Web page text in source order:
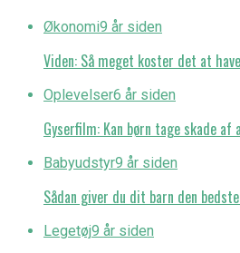
Økonomi9 år siden
Viden: Så meget koster det at
Oplevelser6 år siden
Gyserfilm: Kan børn tage skade af
Babyudstyr9 år siden
Sådan giver du dit barn den
Legetøj9 år siden